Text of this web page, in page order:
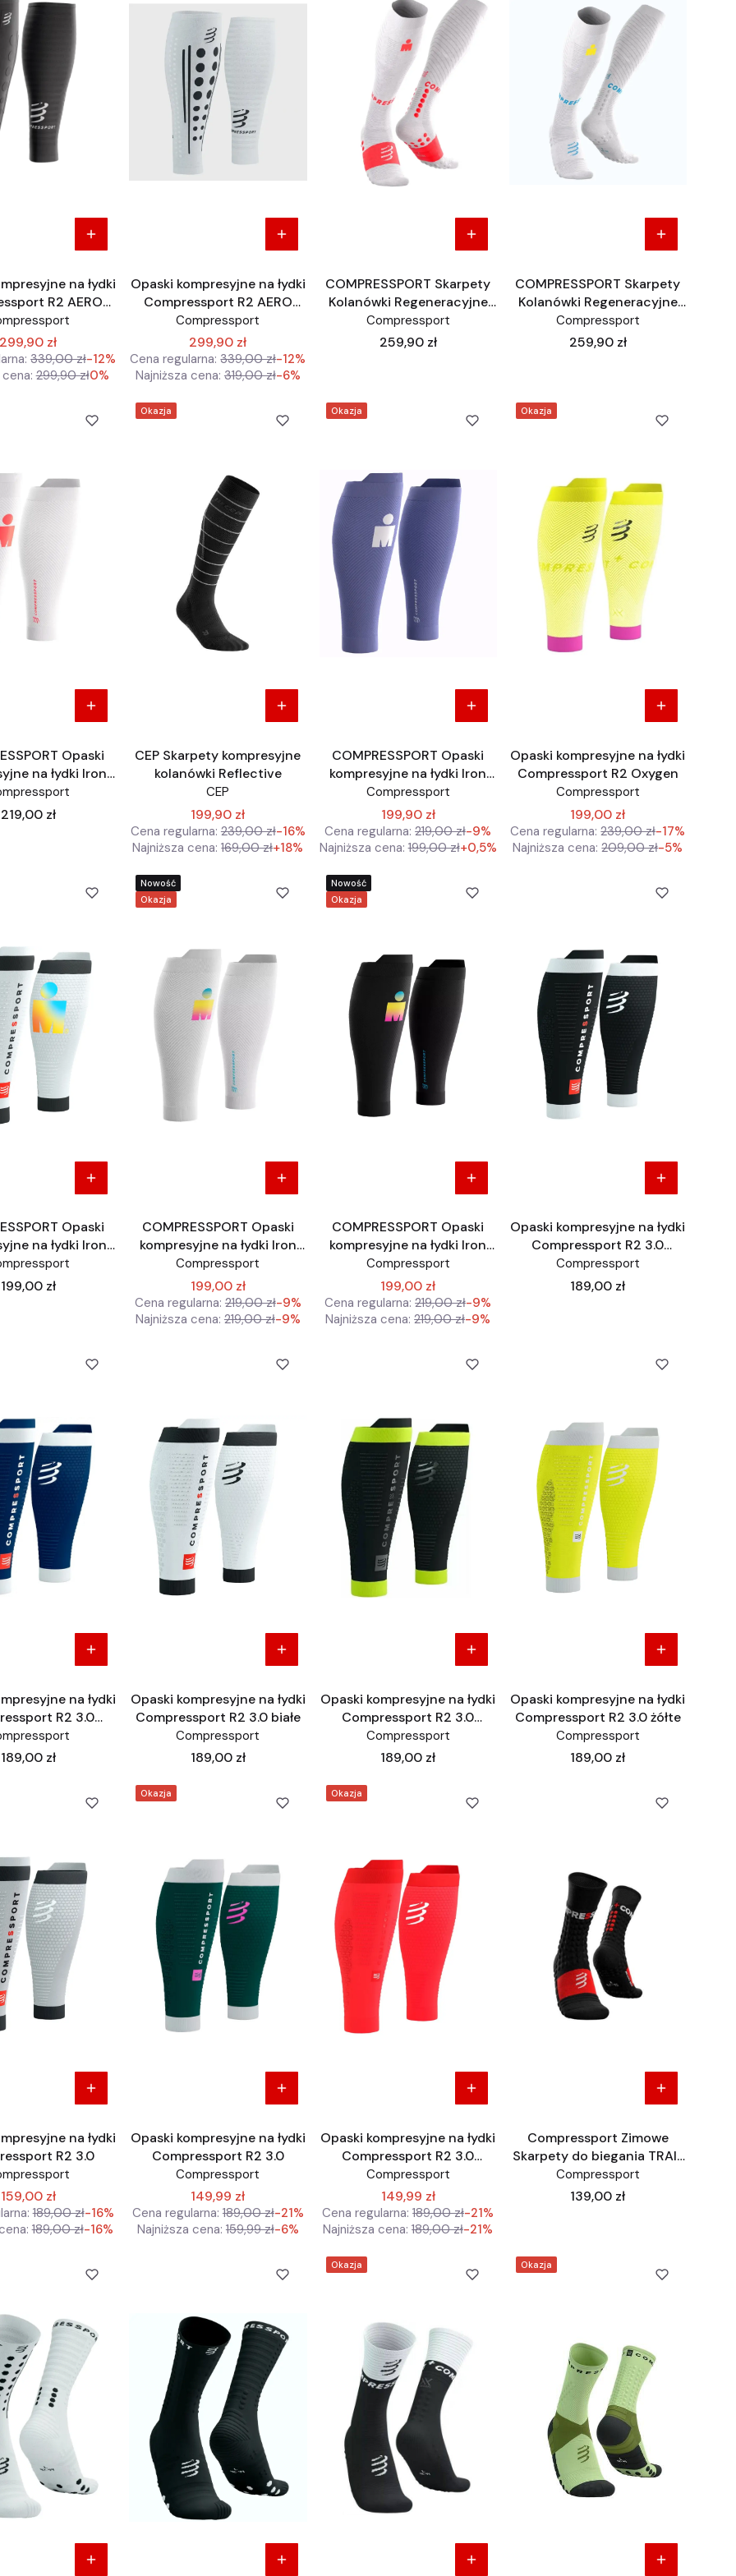
na łydki
R2 AERO
czarne
299,90 zł
339,00 zł-12%
299,90 zł0%
Opaski kompresyjne na łydki
Compressport R2 AERO
białe
Compressport
299,90 zł
Cena regularna: 339,00 zł-12%
Najniższa cena: 319,00 zł-6%
COMPRESSPORT Skarpety
Kolanówki Regeneracyjne
Recovery Full Socks Iron
Man podkolanówki białe
Compressport
Cena
259,90 zł
COMPRESSPORT Skarpety
Kolanówki Regeneracyjne
Recovery Full Socks Iron
Man podkolanówki białe
Compressport
Cena
259,90 zł
Opaski
na łydki Iron
IronMan edycja
limitowana
Cena
219,00 zł
Okazja
CEP Skarpety kompresyjne
kolanówki Reflective
CEP
199,90 zł
Cena regularna: 239,00 zł-16%
Najniższa cena: 169,00 zł+18%
Okazja
COMPRESSPORT Opaski
kompresyjne na łydki Iron
Man IronMan edycja
limitowana
Compressport
199,90 zł
Cena regularna: 219,00 zł-9%
Najniższa cena: 199,00 zł+0,5%
Okazja
Opaski kompresyjne na łydki
Compressport R2 Oxygen
Compressport
199,00 zł
Cena regularna: 239,00 zł-17%
Najniższa cena: 209,00 zł-5%
Opaski
na łydki Iron
białe IronMan
limitowana
Cena
199,00 zł
Okazja
Nowość
COMPRESSPORT Opaski
kompresyjne na łydki Iron
Man IronMan edycja
limitowana IronMan
Compressport
199,00 zł
Cena regularna: 219,00 zł-9%
Najniższa cena: 219,00 zł-9%
Okazja
Nowość
COMPRESSPORT Opaski
kompresyjne na łydki Iron
Man IronMan edycja
limitowana IronMan czarne
Compressport
199,00 zł
Cena regularna: 219,00 zł-9%
Najniższa cena: 219,00 zł-9%
Opaski kompresyjne na łydki
Compressport R2 3.0
czarne
Compressport
Cena
189,00 zł
na łydki
R2 3.0
Cena
189,00 zł
Opaski kompresyjne na łydki
Compressport R2 3.0 białe
Compressport
Cena
189,00 zł
Opaski kompresyjne na łydki
Compressport R2 3.0
odblaskowe
Compressport
Cena
189,00 zł
Opaski kompresyjne na łydki
Compressport R2 3.0 żółte
Compressport
Cena
189,00 zł
na łydki
R2 3.0
159,00 zł
189,00 zł-16%
189,00 zł-16%
Okazja
Opaski kompresyjne na łydki
Compressport R2 3.0
Compressport
149,99 zł
Cena regularna: 189,00 zł-21%
Najniższa cena: 159,99 zł-6%
Okazja
Opaski kompresyjne na łydki
Compressport R2 3.0
czerwone jaskrawe
Compressport
149,99 zł
Cena regularna: 189,00 zł-21%
Najniższa cena: 189,00 zł-21%
Compressport Zimowe
Skarpety do biegania TRAIL
Merino
Compressport
Cena
139,00 zł
Okazja Okazja